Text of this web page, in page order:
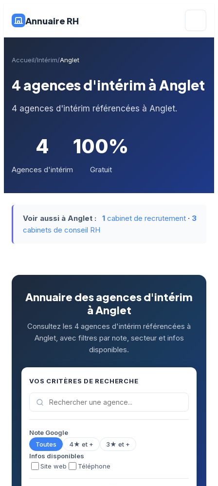
Annuaire RH
Accueil Intérim Anglet
4 agences d'intérim à Anglet
4 agences d'intérim référencées à Anglet.
4
Agences d'intérim
100%
Gratuit
Voir aussi à Anglet : 1 cabinet de recrutement · 3
cabinets de conseil RH
Annuaire des agences d'intérim
à Anglet
Consultez les 4 agences d'intérim référencées à
Anglet, avec filtres par note, secteur et infos
disponibles.
VOS CRITÈRES DE RECHERCHE
Note Google
Toutes
4★ et +
3★ et +
Infos disponibles
Site web
Téléphone